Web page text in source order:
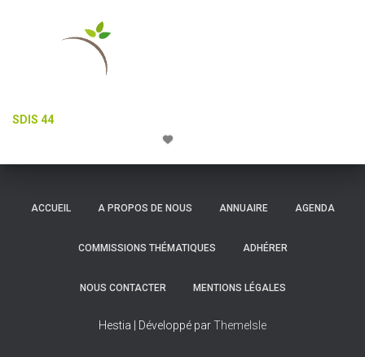
SDIS 44
ACCUEIL A PROPOS DE NOUS ANNUAIRE AGENDA
COMMISSIONS THÉMATIQUES ADHÉRER
NOUS CONTACTER MENTIONS LÉGALES
Hestia | Développé parThemeIsle